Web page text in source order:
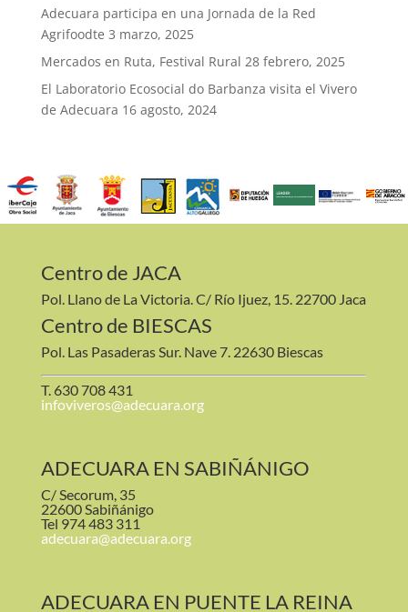
Adecuara participa en una Jornada de la Red
Agrifoodte 3 marzo, 2025
Mercados en Ruta, Festival Rural 28 febrero, 2025
El Laboratorio Ecosocial do Barbanza visita el Vivero
de Adecuara 16 agosto, 2024
Centro de JACA
Pol. Llano de La Victoria. C/ Río Ijuez, 15. 22700 Jaca
Centro de BIESCAS
Pol. Las Pasaderas Sur. Nave 7. 22630 Biescas
T. 630 708 431
infoviveros@adecuara.org
ADECUARA EN SABIÑÁNIGO
C/ Secorum, 35
22600 Sabiñánigo
Tel 974 483 311
adecuara@adecuara.org
ADECUARA EN PUENTE LA REINA